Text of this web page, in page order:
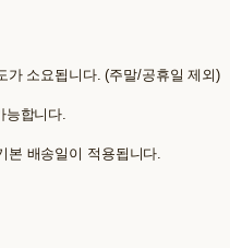
가 소요됩니다. (주말/공휴일 제외)
합니다.
배송일이 적용됩니다.